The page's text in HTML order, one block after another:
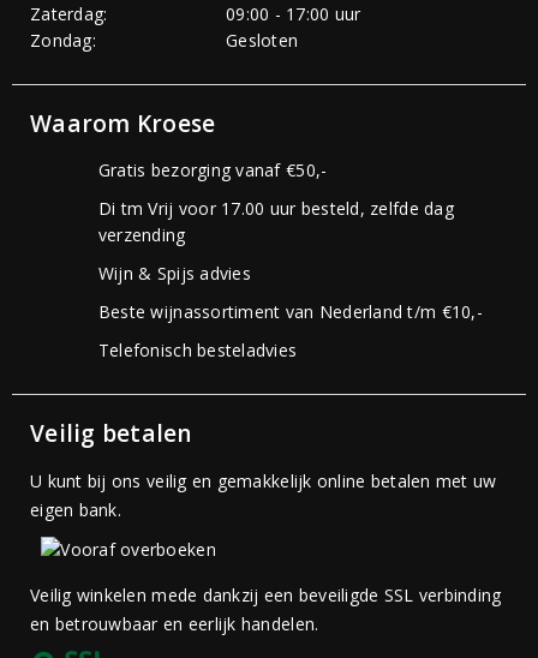
Zaterdag:
09:00 - 17:00 uur
Zondag:
Gesloten
Waarom Kroese
Gratis bezorging vanaf €50,-
Di tm Vrij voor 17.00 uur besteld, zelfde dag
verzending
Wijn & Spijs advies
Beste wijnassortiment van Nederland t/m €10,-
Telefonisch besteladvies
Veilig betalen
U kunt bij ons veilig en gemakkelijk online betalen met uw
eigen bank.
Veilig winkelen mede dankzij een beveiligde SSL verbinding
en betrouwbaar en eerlijk handelen.